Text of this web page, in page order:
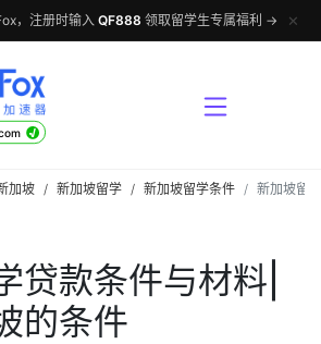
，注册时输入QF888 领取留学生专属福利 → ✕
√
加坡 / 新加坡留学 / 新加坡留学条件 新加坡留
贷款条件与材料|
的条件